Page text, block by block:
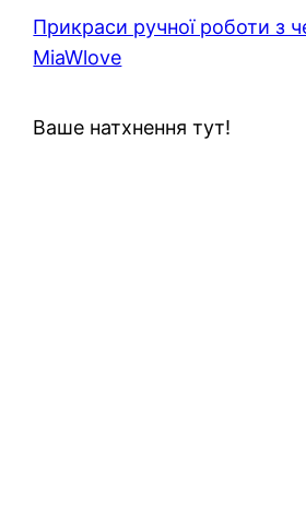
Прикраси ручної роботи з
MiaWlove
Ваше натхнення тут!